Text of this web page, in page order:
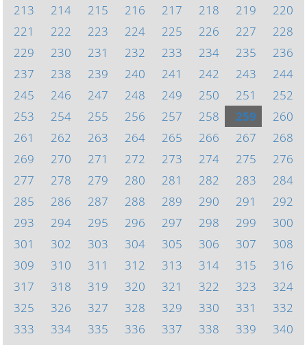
213
214 215 216 217 218 219
220
221
222 223 224 225 226 227
228
229
230 231 232 233 234 235
236
237
238 239 240 241 242 243
244
245
246 247 248 249 250 251
252
253
254 255 256 257 258 259
260
261
262 263 264 265 266 267
268
269
270 271 272 273 274 275
276
277
278 279 280 281 282 283
284
285
286 287 288 289 290 291
292
293
294 295 296 297 298 299
300
301
302 303 304 305 306 307
308
309
310 311 312 313 314 315
316
317
318 319 320 321 322 323
324
325
326 327 328 329 330 331
332
333
334 335 336 337 338 339
340